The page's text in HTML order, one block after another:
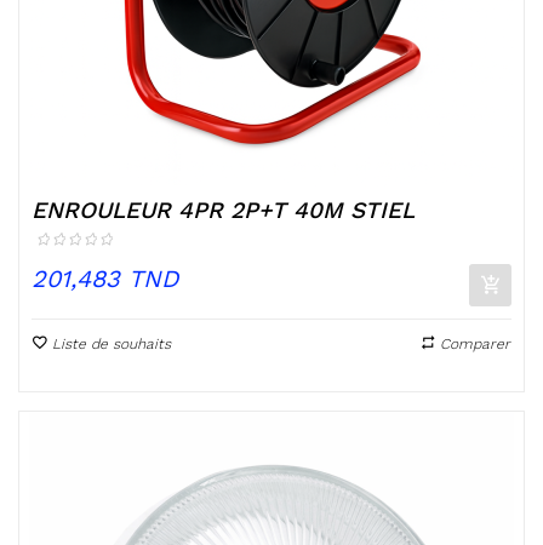
ENROULEUR 4PR 2P+T 40M STIEL
Prix
201,483 TND
Liste de souhaits Comparer